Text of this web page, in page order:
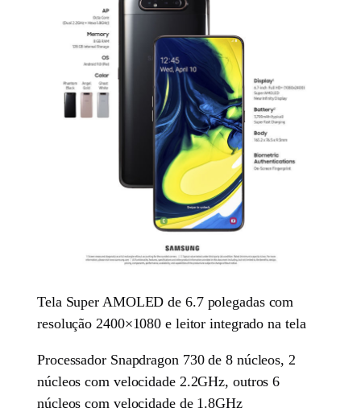
Tela Super AMOLED de 6.7 polegadas com
resolução 2400×1080 e leitor integrado na tela
Processador Snapdragon 730 de 8 núcleos, 2
núcleos com velocidade 2.2GHz, outros 6
núcleos com velocidade de 1.8GHz